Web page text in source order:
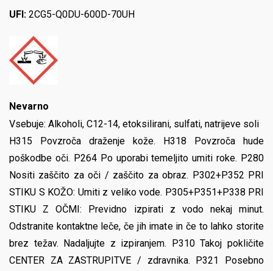
UFI: 2CG5-Q0DU-600D-70UH
Nevarno
Vsebuje: Alkoholi, C12-14, etoksilirani, sulfati, natrijeve soli
H315 Povzroča draženje kože. H318 Povzroča hude
poškodbe oči. P264 Po uporabi temeljito umiti roke. P280
Nositi zaščito za oči / zaščito za obraz. P302+P352 PRI
STIKU S KOŽO: Umiti z veliko vode. P305+P351+P338 PRI
STIKU Z OČMI: Previdno izpirati z vodo nekaj minut.
Odstranite kontaktne leče, če jih imate in če to lahko storite
brez težav. Nadaljujte z izpiranjem. P310 Takoj pokličite
CENTER ZA ZASTRUPITVE / zdravnika. P321 Posebno